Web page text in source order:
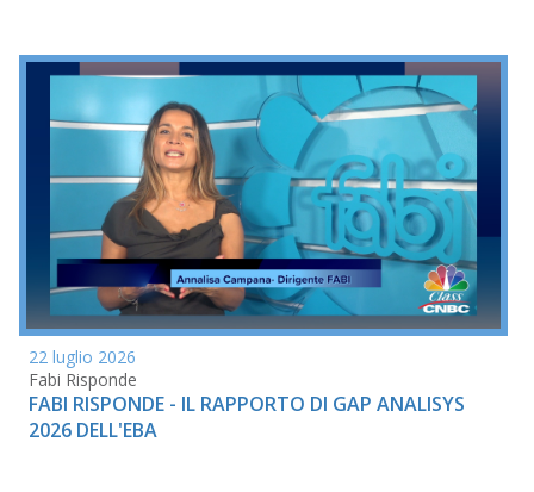
22 luglio 2026
Fabi Risponde
FABI RISPONDE - IL RAPPORTO DI GAP ANALISYS
2026 DELL'EBA